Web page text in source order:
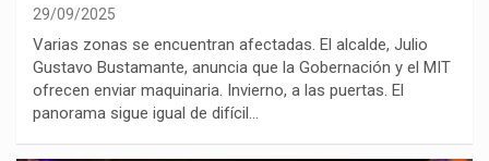
29/09/2025
Varias zonas se encuentran afectadas. El alcalde, Julio
Gustavo Bustamante, anuncia que la Gobernación y el MIT
ofrecen enviar maquinaria. Invierno, a las puertas. El
panorama sigue igual de difícil…